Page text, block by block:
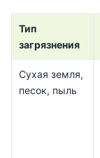
Тип
загрязнения
Сухая земля,
песок, пыль